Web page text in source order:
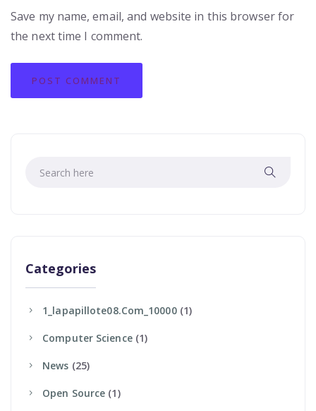
Save my name, email, and website in this browser for
the next time I comment.
Categories
1_lapapillote08.com_10000(1)
Computer Science(1)
News (25)
Open Source (1)